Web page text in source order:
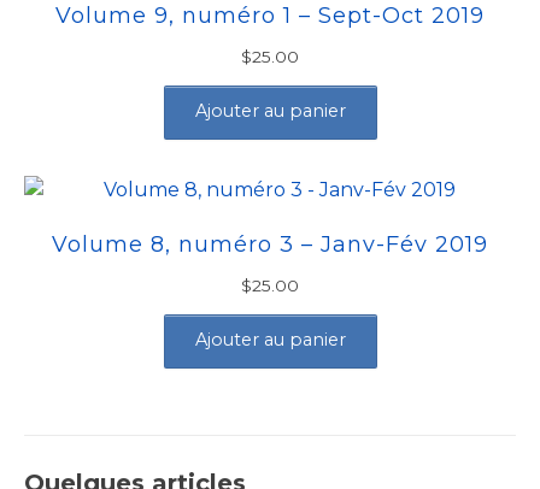
Volume 9, numéro 1 – Sept-Oct 2019
$25.00
Ajouter au panier
Volume 8, numéro 3 – Janv-Fév 2019
$25.00
Ajouter au panier